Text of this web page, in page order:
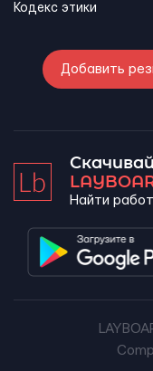
Кодекс этики
Добавить
Найти